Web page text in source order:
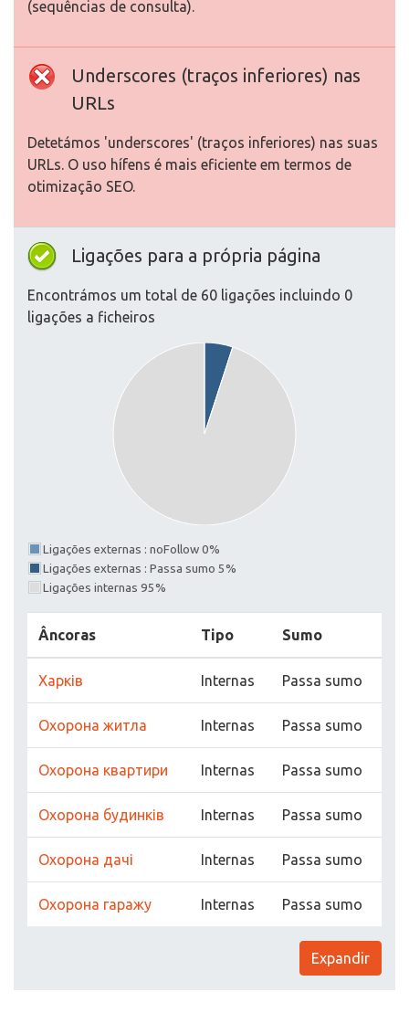
(sequências de consulta).
Underscores (traços inferiores) nas
URLs
Detetámos 'underscores' (traços inferiores) nas suas
URLs. O uso hífens é mais eficiente em termos de
otimização SEO.
Ligações para a própria página
Encontrámos um total de 60 ligações incluindo 0
ligações a ficheiros
Ligações externas : noFollow 0%
Ligações externas : Passa sumo 5%
Ligações internas 95%
Âncoras Tipo Sumo
Харків Internas Passa sumo
Охорона житла Internas Passa sumo
Охорона квартири Internas Passa sumo
Охорона будинків Internas Passa sumo
Охорона дачі Internas Passa sumo
Охорона гаражу Internas Passa sumo
Expandir